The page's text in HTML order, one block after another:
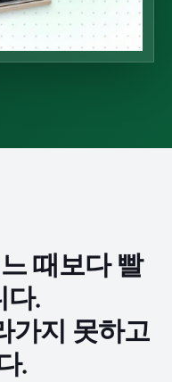
때보다 빨
다.
가지 못하고
.